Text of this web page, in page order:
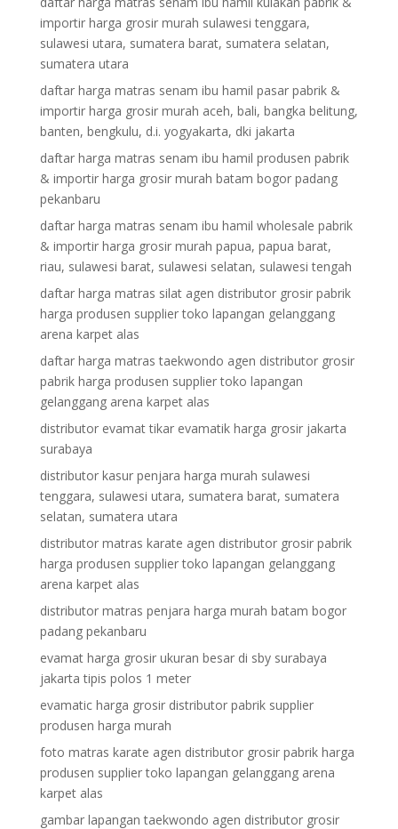
importir harga grosir murah sulawesi tenggara,
sulawesi utara, sumatera barat, sumatera selatan,
sumatera utara
daftar harga matras senam ibu hamil pasar pabrik &
importir harga grosir murah aceh, bali, bangka belitung,
banten, bengkulu, d.i. yogyakarta, dki jakarta
daftar harga matras senam ibu hamil produsen pabrik
& importir harga grosir murah batam bogor padang
pekanbaru
daftar harga matras senam ibu hamil wholesale pabrik
& importir harga grosir murah papua, papua barat,
riau, sulawesi barat, sulawesi selatan, sulawesi tengah
daftar harga matras silat agen distributor grosir pabrik
harga produsen supplier toko lapangan gelanggang
arena karpet alas
daftar harga matras taekwondo agen distributor grosir
pabrik harga produsen supplier toko lapangan
gelanggang arena karpet alas
distributor evamat tikar evamatik harga grosir jakarta
surabaya
distributor kasur penjara harga murah sulawesi
tenggara, sulawesi utara, sumatera barat, sumatera
selatan, sumatera utara
distributor matras karate agen distributor grosir pabrik
harga produsen supplier toko lapangan gelanggang
arena karpet alas
distributor matras penjara harga murah batam bogor
padang pekanbaru
evamat harga grosir ukuran besar di sby surabaya
jakarta tipis polos 1 meter
evamatic harga grosir distributor pabrik supplier
produsen harga murah
foto matras karate agen distributor grosir pabrik harga
produsen supplier toko lapangan gelanggang arena
karpet alas
gambar lapangan taekwondo agen distributor grosir